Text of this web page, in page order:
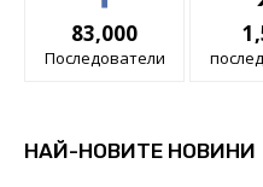
83,000
Последователи
НАЙ-НОВИТЕ НОВИНИ